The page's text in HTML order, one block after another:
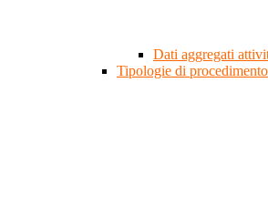
Dati aggregati
Tipologie di procedimento